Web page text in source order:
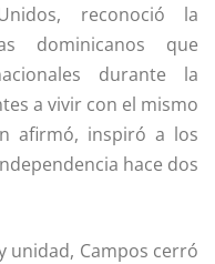
reconoció la
dominicanos que
durante la
a vivir con el mismo
afirmó, inspiró a los
hace dos
unidad, Campos cerró